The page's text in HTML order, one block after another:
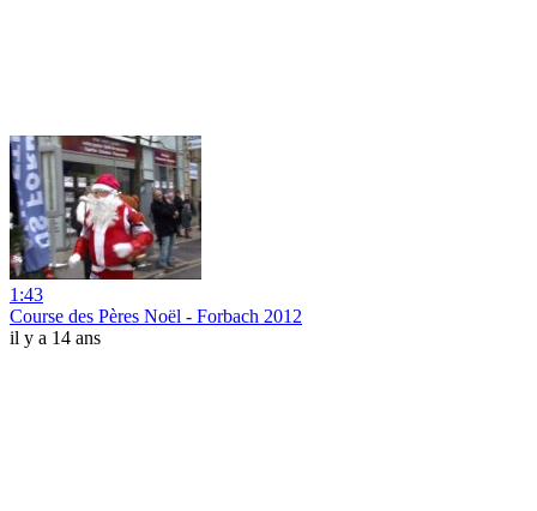
1:43
Course des Pères Noël - Forbach 2012
il y a 14 ans